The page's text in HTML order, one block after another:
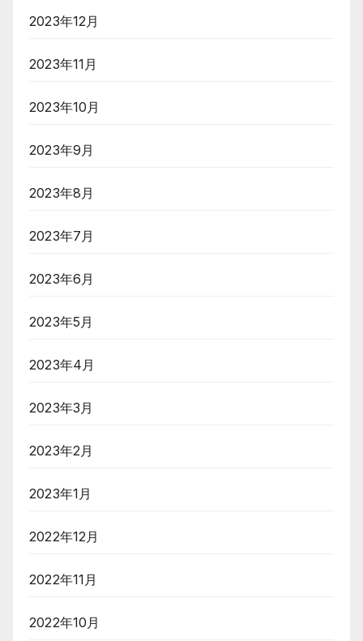
2023年12月
2023年11月
2023年10月
2023年9月
2023年8月
2023年7月
2023年6月
2023年5月
2023年4月
2023年3月
2023年2月
2023年1月
2022年12月
2022年11月
2022年10月